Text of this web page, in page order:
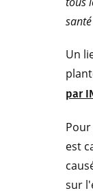
Un
par
est
sur